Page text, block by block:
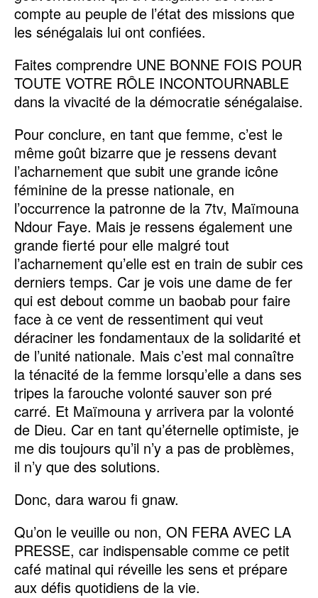
compte au peuple de l’état des missions que
les sénégalais lui ont confiées.
Faites comprendre UNE BONNE FOIS POUR
TOUTE VOTRE RÔLE INCONTOURNABLE
dans la vivacité de la démocratie sénégalaise.
Pour conclure, en tant que femme, c’est le
même goût bizarre que je ressens devant
l’acharnement que subit une grande icône
féminine de la presse nationale, en
l’occurrence la patronne de la 7tv, Maïmouna
Ndour Faye. Mais je ressens également une
grande fierté pour elle malgré tout
l’acharnement qu’elle est en train de subir ces
derniers temps. Car je vois une dame de fer
qui est debout comme un baobab pour faire
face à ce vent de ressentiment qui veut
déraciner les fondamentaux de la solidarité et
de l’unité nationale. Mais c’est mal connaître
la ténacité de la femme lorsqu’elle a dans ses
tripes la farouche volonté sauver son pré
carré. Et Maïmouna y arrivera par la volonté
de Dieu. Car en tant qu’éternelle optimiste, je
me dis toujours qu’il n’y a pas de problèmes,
il n’y que des solutions.
Donc, dara warou fi gnaw.
Qu’on le veuille ou non, ON FERA AVEC LA
PRESSE, car indispensable comme ce petit
café matinal qui réveille les sens et prépare
aux défis quotidiens de la vie.